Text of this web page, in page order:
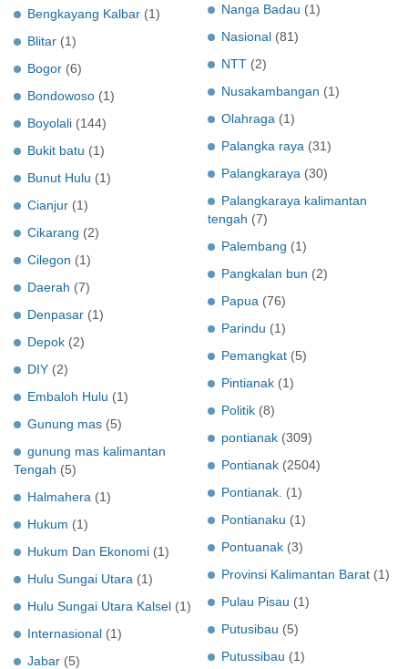
Bengkayang Kalbar (1)
Blitar (1)
Bogor (6)
Bondowoso (1)
Boyolali (144)
Bukit batu (1)
Bunut Hulu (1)
Cianjur (1)
Cikarang (2)
Cilegon (1)
Daerah (7)
Denpasar (1)
Depok (2)
DIY (2)
Embaloh Hulu (1)
Gunung mas (5)
gunung mas kalimantan
Tengah (5)
Halmahera (1)
Hukum (1)
Hukum Dan Ekonomi (1)
Hulu Sungai Utara (1)
Hulu Sungai Utara Kalsel (1)
Internasional (1)
Jabar (5)
Nanga Badau (1)
Nasional (81)
NTT (2)
Nusakambangan (1)
Olahraga (1)
Palangka raya (31)
Palangkaraya (30)
Palangkaraya kalimantan
tengah (7)
Palembang (1)
Pangkalan bun (2)
Papua (76)
Parindu (1)
Pemangkat (5)
Pintianak (1)
Politik (8)
pontianak (309)
Pontianak (2504)
Pontianak. (1)
Pontianaku (1)
Pontuanak (3)
Provinsi Kalimantan Barat (1)
Pulau Pisau (1)
Putusibau (5)
Putussibau (1)